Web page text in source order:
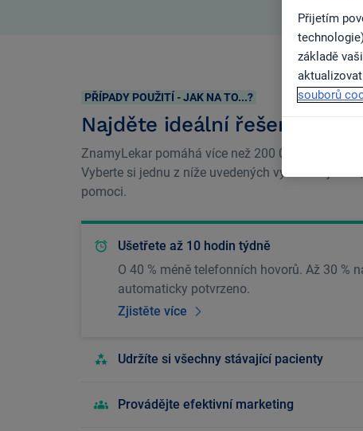
PŘÍPADY POUŽITÍ - JAK NA TO...?
Najděte ideální řešení pro vás
ZnamyLekar pomáhá více než 200 000
Vyberte si jednu z níže uvedených výhod a
pomoci.
Ušetřete až 10 hodin týdně
O 40 % méně telefonních hovorů. Až 30 %
automaticky potvrzeno.
Zjistěte více
Udržíte si všechny stávající pacienty
Provádějte efektivní marketing
Přijetím
základě
souborů